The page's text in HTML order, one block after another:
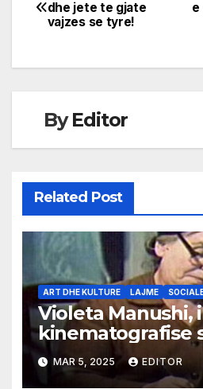
navigation
e
dhe jete te gjate
vajzes se tyre!
ByEditor
Related Post
ART DHE KULTURE LAJME
Violeta Manushi,
kinematografise
MAR 5, 2025 EDITOR